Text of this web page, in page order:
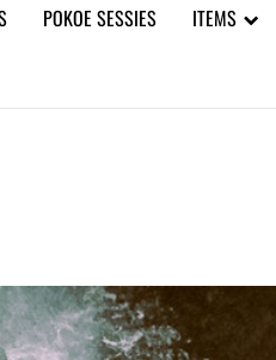
POKOE SESSIES ITEMS